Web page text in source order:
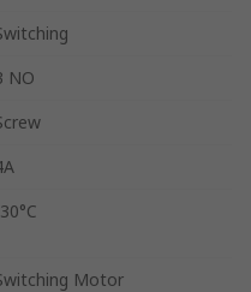
NO
Motor